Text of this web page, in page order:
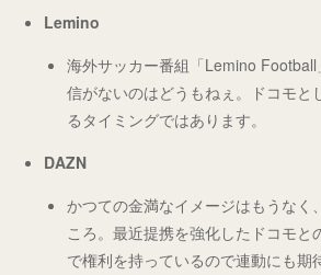
Lemino
海外サッカー番組「Lemino
信がないのはどうもねぇ。ドコモと
るタイミングではあります。
DAZN
かつての金満なイメージはもうなく
ころ。最近提携を強化したドコモと
で権利を持っているので連動にも期